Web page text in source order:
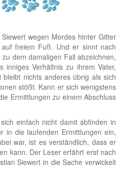
wegen Mordes hinter Gitter
freiem Fuß. Und er sinnt nach
dem damaligen Fall abzeichnen,
inniges Verhältnis zu ihrem Vater,
nichts anderes übrig als sich
stößt. Kann er sich wenigstens
Ermittlungen zu einem Abschluss
einfach nicht damit abfinden in
in die laufenden Ermittlungen ein,
war, ist es verständlich, dass er
kann. Der Leser erfährt erst nach
Siewert in die Sache verwickelt